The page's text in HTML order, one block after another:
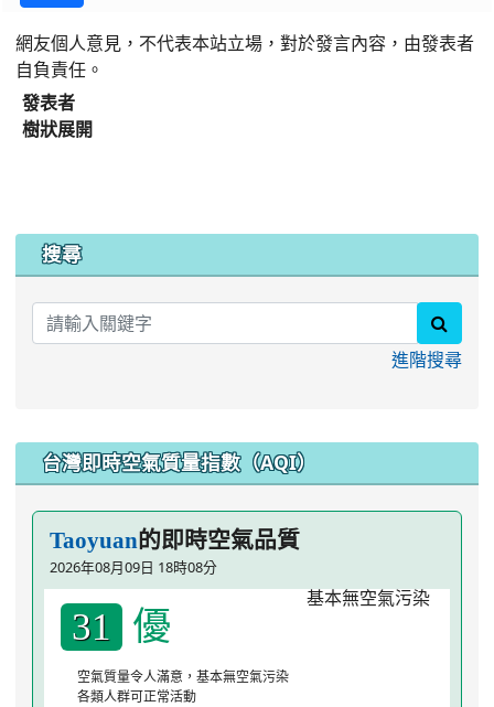
網友個人意見，不代表本站立場，對於發言內容，由發表者
自負責任。
發表者
樹狀展開
搜尋
進階搜尋
台灣即時空氣質量指數（AQI）
Taoyuan的即時空氣品質
2026年08月09日 18時08分
31 優
空氣質量令人滿意，基本無空氣污染
各類人群可正常活動